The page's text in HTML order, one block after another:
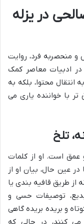
در یزله
و منحصربه فرد، روایت
در ادبیات معاصر کمک
انتقال محتوا، بلکه به
با خواننده یاری می
تلخ
عمق است. او از کلمات
عین حال، بیان او از
از طریق قافیه بندی یا
بدیع، توصیفات حسی و
و بریده بریده گاهی
کنند، در حالی که